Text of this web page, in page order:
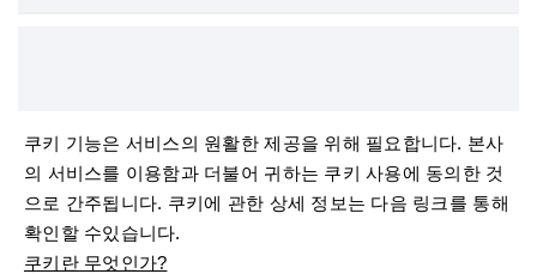
쿠키 기능은 서비스의 원활한 제공을 위해 필요합니다. 본사
의 서비스를 이용함과 더불어 귀하는 쿠키 사용에 동의한 것
으로 간주됩니다. 쿠키에 관한 상세 정보는 다음 링크를 통해
확인할 수있습니다.
쿠키란 무엇인가?